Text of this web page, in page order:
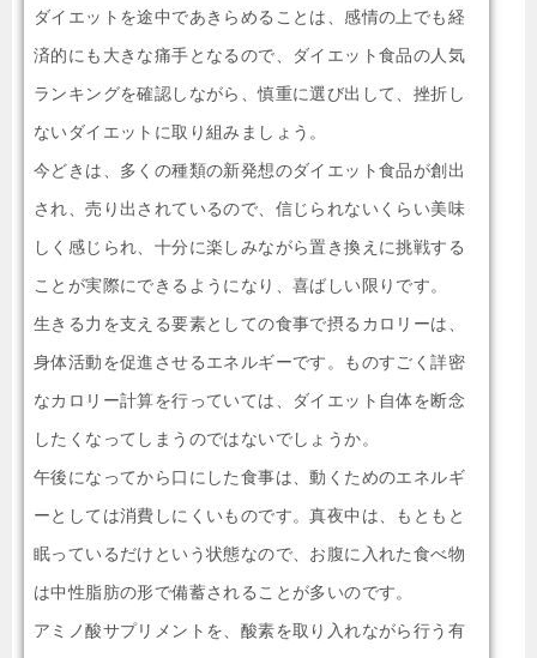
ダイエットを途中であきらめることは、感情の上でも経
済的にも大きな痛手となるので、ダイエット食品の人気
ランキングを確認しながら、慎重に選び出して、挫折し
ないダイエットに取り組みましょう。
今どきは、多くの種類の新発想のダイエット食品が創出
され、売り出されているので、信じられないくらい美味
しく感じられ、十分に楽しみながら置き換えに挑戦する
ことが実際にできるようになり、喜ばしい限りです。
生きる力を支える要素としての食事で摂るカロリーは、
身体活動を促進させるエネルギーです。ものすごく詳密
なカロリー計算を行っていては、ダイエット自体を断念
したくなってしまうのではないでしょうか。
午後になってから口にした食事は、動くためのエネルギ
ーとしては消費しにくいものです。真夜中は、もともと
眠っているだけという状態なので、お腹に入れた食べ物
は中性脂肪の形で備蓄されることが多いのです。
アミノ酸サプリメントを、酸素を取り入れながら行う有